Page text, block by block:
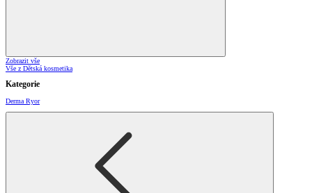
Zobrazit vše
Vše z Dětská kosmetika
Kategorie
Derma Ryor